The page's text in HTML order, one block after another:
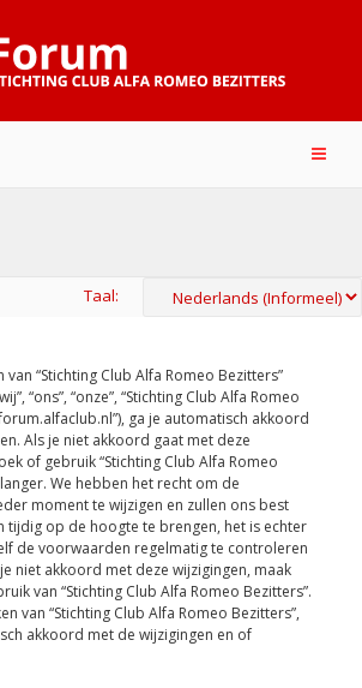
Taal:
“Stichting Club Alfa Romeo Bezitters”
“ons”, “onze”, “Stichting Club Alfa Romeo
ga je automatisch akkoord
Als je niet akkoord gaat met deze
of gebruik “Stichting Club Alfa Romeo
We hebben het recht om de
moment te wijzigen en zullen ons best
tijdig op de hoogte te brengen, het is echter
de voorwaarden regelmatig te controleren
niet akkoord met deze wijzigingen, maak
van “Stichting Club Alfa Romeo Bezitters”.
van “Stichting Club Alfa Romeo Bezitters”,
akkoord met de wijzigingen en of